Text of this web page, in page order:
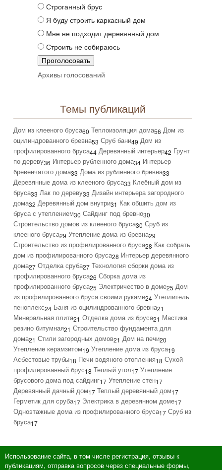
Строганный брус
Я буду строить каркасный дом
Мне не подходит деревянный дом
Строить не собираюсь
Архивы голосований
Темы публикаций
Дом из клееного бруса60 Теплоизоляция дома56 Дом из
оцилиндрованного бревна53 Сруб бани49 Дом из
профилированного бруса44 Деревянный интерьер42 Грунт
по дереву36 Интерьер рубленного дома34 Интерьер
бревенчатого дома33 Дома из рубленного бревна33
Деревянные дома из клееного бруса33 Клеёный дом из
бруса33 Лак по дереву33 Дизайн интерьера загородного
дома32 Деревянный дом внутри31 Как обшить дом из
бруса с утеплением30 Сайдинг под бревно30
Строительство домов из клееного бруса30 Сруб из
клееного бруса29 Утепление дома из бревна29
Строительство из профилированного бруса28 Как собрать
дом из профилированного бруса28 Интерьер деревянного
дома27 Отделка сруба27 Технология сборки дома из
профилированного бруса26 Сборка дома из
профилированного бруса25 Электричество в доме25 Дом
из профилированного бруса своими руками24 Утеплитель
пеноплекс24 Баня из оцилиндрованного бревна21
Минеральная плита21 Отделка дома из бруса21 Мастика
резино битумная21 Строительство фундамента для
дома21 Стили загородных домов21 Дом на печи20
Утепление керамзитом19 Утепление дома из бруса19
Асбестовые трубы18 Печи водяного отопления18 Сухой
профилированный брус18 Теплый угол17 Утепление
брусового дома под сайдинг17 Утепление стен17
Деревянный дачный дом17 Теплый деревянный дом17
Герметик для сруба17 Электрика в деревянном доме17
Одноэтажные дома из профилированного бруса17 Сруб из
бруса17
Использование сайта, в том числе регистрация, отзывы к
публикациям, отправка вопросов через специальные формы,